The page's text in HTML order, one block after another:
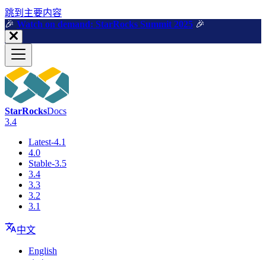
跳到主要内容
🎉️ Watch on demand: StarRocks Summit 2025 🎉️
StarRocksDocs
3.4
Latest-4.1
4.0
Stable-3.5
3.4
3.3
3.2
3.1
中文
English